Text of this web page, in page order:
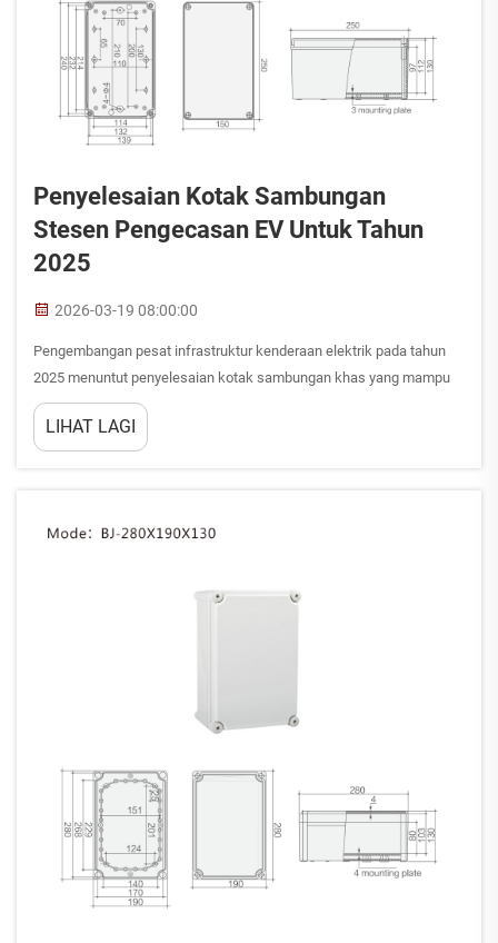
Penyelesaian Kotak Sambungan
Stesen Pengecasan EV Untuk Tahun
2025
2026-03-19 08:00:00
Pengembangan pesat infrastruktur kenderaan elektrik pada tahun
2025 menuntut penyelesaian kotak sambungan khas yang mampu
menahan keadaan persekitaran yang keras sambil mengekalkan
sambungan elektrik yang boleh dipercayai. Apabila stesen
pengecasan EV menjadi lebih ...
LIHAT LAGI